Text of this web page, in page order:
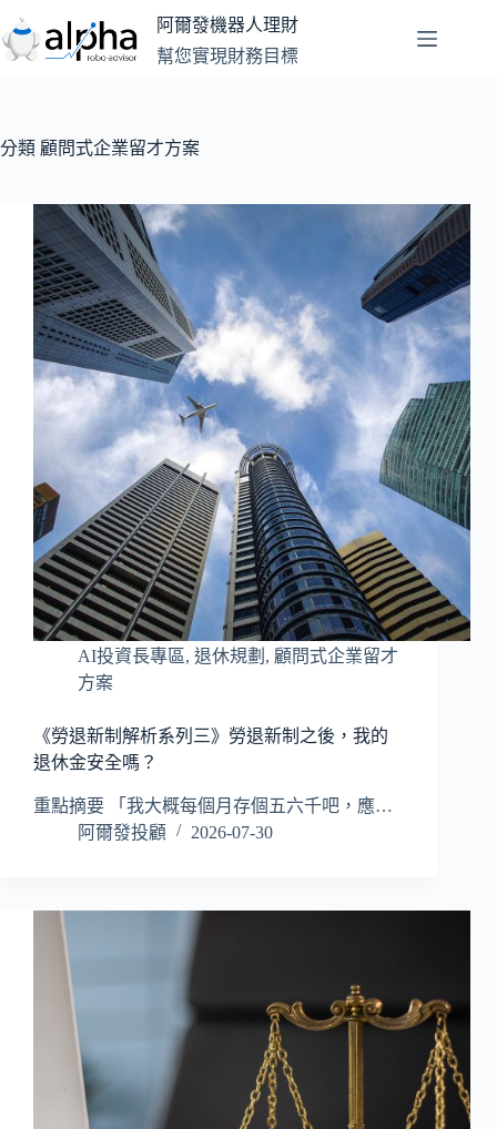
至
主
容
阿爾發機器人理財
幫您實現財務目標
分類 顧問式企業留才方案
AI投資長專區, 退休規劃 , 顧問式企業留才
方案
《勞退新制解析系列三》勞退新制之後，我的
退休金安全嗎？
重點摘要 「我大概每個月存個五六千吧，應…
阿爾發投顧
2026-07-30